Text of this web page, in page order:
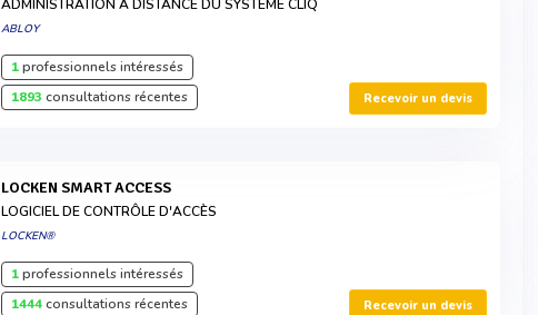
ADMINISTRATION À DISTANCE DU SYSTÈME CLIQ
ABLOY
1professionnels intéressés
1893 consultations récentes Recevoir un devis
LOCKEN SMART ACCESS
LOGICIEL DE CONTRÔLE D'ACCÈS
LOCKEN®
1professionnels intéressés
1444consultations récentes Recevoir un devis